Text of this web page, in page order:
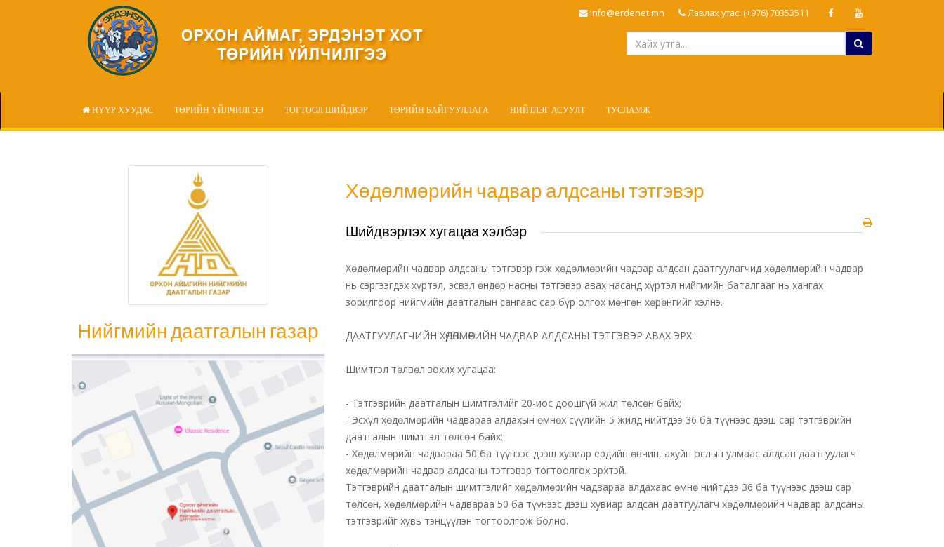
info@erdenet.mn Лавлах утас: (+976) 70353511
НҮҮР ХУУДАС ТӨРИЙН ҮЙЛЧИЛГЭЭ ТОГТООЛ ШИЙДВЭР ТӨРИЙН БАЙГУУЛЛАГА НИЙТЛЭГ АСУУЛТ ТУСЛАМЖ
Нийгмийн даатгалын газар
Нийгмийн даатгалын газар
Хөдөлмөрийн чадвар алдсаны тэтгэвэр
Шийдвэрлэх хугацаа хэлбэр
Хөдөлмөрийн чадвар алдсаны тэтгэвэр гэж хөдөлмөрийн чадвар алдсан даатгуулагчид хөдөлмөрийн чадвар
нь сэргээгдэх хүртэл, эсвэл өндөр насны тэтгэвэр авах насанд хүртэл нийгмийн баталгааг нь хангах
зорилгоор нийгмийн даатгалын сангаас сар бүр олгох мөнгөн хөрөнгийг хэлнэ.
ДААТГУУЛАГЧИЙН ХӨДӨЛМӨРИЙН ЧАДВАР АЛДСАНЫ ТЭТГЭВЭР АВАХ ЭРХ:
Шимтгэл төлвөл зохих хугацаа:
- Тэтгэврийн даатгалын шимтгэлийг 20-иос доошгүй жил төлсөн байх;
- Эсхүл хөдөлмөрийн чадвараа алдахын өмнөх сүүлийн 5 жилд нийтдээ 36 ба түүнээс дээш сар тэтгэврийн
даатгалын шимтгэл төлсөн байх;
- Хөдөлмөрийн чадвараа 50 ба түүнээс дээш хувиар ердийн өвчин, ахуйн ослын улмаас алдсан даатгуулагч
хөдөлмөрийн чадвар алдсаны тэтгэвэр тогтоолгох эрхтэй.
Тэтгэврийн даатгалын шимтгэлийг хөдөлмөрийн чадвараа алдахаас өмнө нийтдээ 36 ба түүнээс дээш сар
төлсөн, хөдөлмөрийн чадвараа 50 ба түүнээс дээш хувиар алдсан даатгуулагч хөдөлмөрийн чадвар алдсаны
тэтгэврийг хувь тэнцүүлэн тогтоолгож болно.